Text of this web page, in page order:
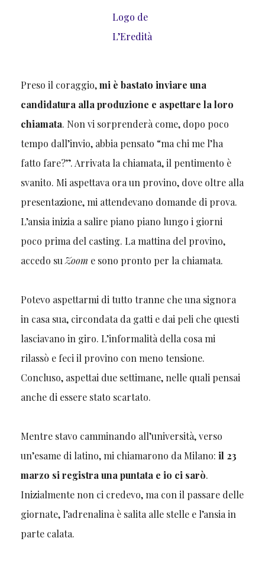
Logo de
L’Eredità
Preso il coraggio,mi è bastato inviare una
candidatura alla produzione e aspettare la loro
chiamata. Non vi sorprenderà come, dopo poco
tempo dall’invio, abbia pensato “ma chi me l’ha
fatto fare?”. Arrivata la chiamata, il pentimento è
svanito. Mi aspettava ora un provino, dove oltre alla
presentazione, mi attendevano domande di prova.
L’ansia inizia a salire piano piano lungo i giorni
poco prima del casting. La mattina del provino,
accedo suZoom e sono pronto per la chiamata.
Potevo aspettarmi di tutto tranne che una signora
in casa sua, circondata da gatti e dai peli che questi
lasciavano in giro. L’informalità della cosa mi
rilassò e feci il provino con meno tensione.
Concluso, aspettai due settimane, nelle quali pensai
anche di essere stato scartato.
Mentre stavo camminando all’università, verso
un’esame di latino, mi chiamarono da Milano: il 23
marzo si registra una puntata e io ci sarò.
Inizialmente non ci credevo, ma con il passare delle
giornate, l’adrenalina è salita alle stelle e l’ansia in
parte calata.